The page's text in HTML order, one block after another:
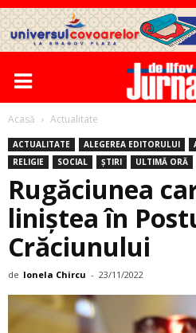
Acasă Actualitate
ACTUALITATE ALEGEREA EDITORULUI
RELIGIE
SOCIAL ȘTIRI ULTIMĂ ORĂ
Rugăciunea
liniștea în
Crăciunului
de Ionela Chircu - 23/11/2022